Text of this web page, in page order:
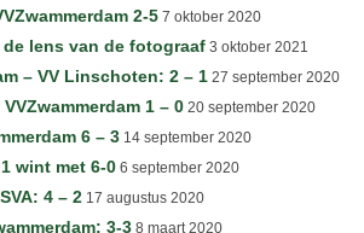
2-5 7 oktober 2020
de lens van de fotograaf 3 oktober 2021
– VV Linschoten: 2 – 1 27 september 2020
1 – 0 20 september 2020
6 – 3 14 september 2020
wint met 6-0 6 september 2020
4 – 2 17 augustus 2020
3-3 8 maart 2020